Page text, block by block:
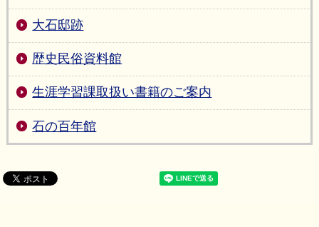
大石邸跡
歴史民俗資料館
生涯学習課取扱い書籍のご案内
石の百年館